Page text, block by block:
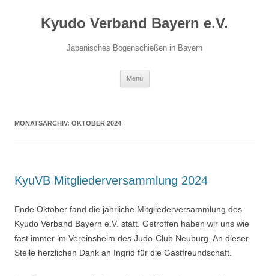
springenKyudo Verband Bayern e.V.
Japanisches Bogenschießen in Bayern
Menü
MONATSARCHIV: OKTOBER 2024
KyuVB Mitgliederversammlung 2024
Ende Oktober fand die jährliche Mitgliederversammlung des
Kyudo Verband Bayern e.V. statt. Getroffen haben wir uns wie
fast immer im Vereinsheim des Judo-Club Neuburg. An dieser
Stelle herzlichen Dank an Ingrid für die Gastfreundschaft.